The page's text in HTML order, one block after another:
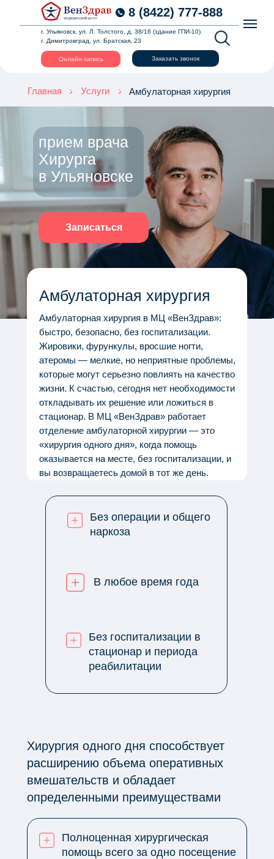
Онлайн-запись
г. Ульяновск, ул. Л. Толстого, д. 38/16 (здание ГПИ-10)
Заказать звонок
8 (8422) 777-888
г. Димитровград, ул. Братская, 23
прием врача
Хирурга
в Ульяновске
Записаться
Услуги
Главная Амбулаторная хирургия
Амбулаторная хирургия в МЦ «ВенЗдрав»:
быстро, безопасно, без госпитализации.
Жировики, фурункулы, вросшие ногти,
атеромы — мелкие, но неприятные проблемы,
которые могут серьезно повлиять на качество
жизни. К счастью, сегодня нет необходимости
откладывать их решение или ложиться в
стационар. В МЦ «ВенЗдрав» работает
отделение амбулаторной хирургии — это
«хирургия одного дня», когда помощь
оказывается на месте, без госпитализации, и
вы возвращаетесь домой в тот же день.
Амбулаторная хирургия
Без госпитализации в
стационар и периода
реабилитации
В любое время года
Без операции и общего
наркоза
Полноценная хирургическая
помощь всего за одно посещение
Хирургия одного дня способствует
расширению объема оперативных
вмешательств и обладает
определенными преимуществами